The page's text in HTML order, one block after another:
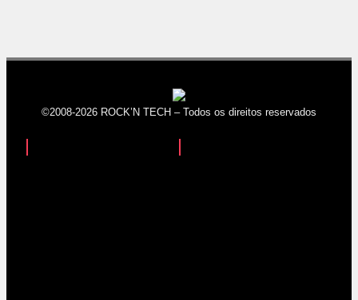
©2008-2026 ROCK’N TECH – Todos os direitos reservados